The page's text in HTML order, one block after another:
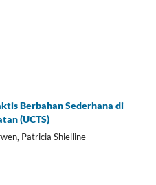
Berbahan Sederhana di
(UCTS)
Patricia Shielline